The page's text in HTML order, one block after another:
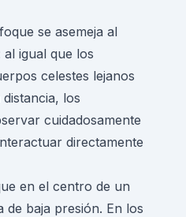
se asemeja al
igual que los
celestes lejanos
los
cuidadosamente
directamente
en el centro de un
baja presión. En los